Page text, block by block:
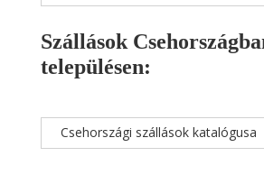
Szállások
településen:
Csehországi szállások katalógusa